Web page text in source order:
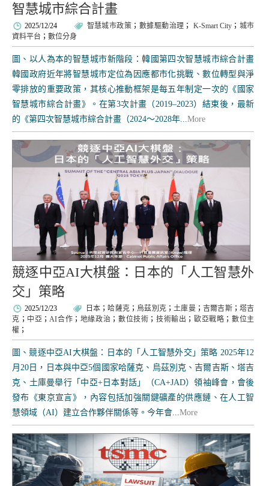
智慧城市綜合計畫
2025/12/24 智慧城市政策 ； 數據驅動治理 ； K-Smart City ； 城市
資料平台 ； 數位分身
圖、以人為本的智慧城市新階段：韓國第四次智慧城市綜合計畫
韓國政府近年將智慧城市定位為因應都市化挑戰、數位轉型與淨
零排放的重要政策，其核心推動框架是每五年制定一次的《國家
智慧城市綜合計畫》。在第3次計畫（2019–2023）結束後，最新
的《第四次智慧城市綜合計畫（2024～2028年...More
競逐中亞AI大棋盤：日本的「人工智慧外
交」策略
2025/12/23 日本 ；哈薩克； 烏茲別克； 土庫曼 ； 吉爾吉斯； 塔吉
克 ； 中亞 ；AI合作 ； 地緣政治 ； 數位技術 ； 技術輸出 ； 歐亞戰略 ； 數位主
權 ；
圖、競逐中亞AI大棋盤：日本的「人工智慧外交」策略 2025年12
月20日，日本與中亞5個國家哈薩克、烏茲別克、吉爾吉斯、塔吉
克、土庫曼舉行「中亞+日本對話」（CA+JAD）領袖峰會，會後
發布《東京宣言》，內容包括加強關鍵礦產的供應鏈、在人工智
慧領域（AI）建立合作夥伴關係等。今年會...More